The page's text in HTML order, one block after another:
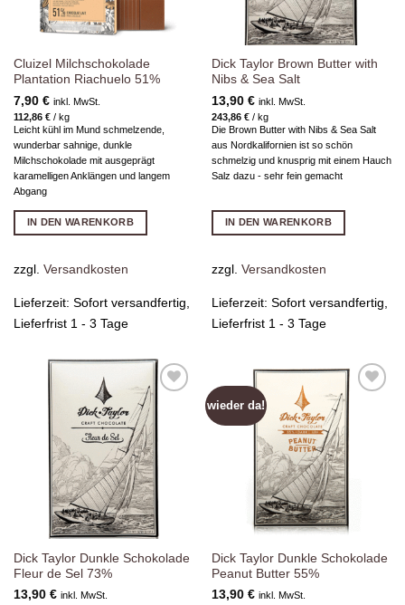
Cluizel Milchschokolade
Plantation Riachuelo 51%
7,90 € inkl. MwSt.
112,86 €/ kg
Leicht kühl im Mund schmelzende,
wunderbar sahnige, dunkle
Milchschokolade mit ausgeprägt
karamelligen Anklängen und langem
Abgang
IN DEN WARENKORB
zzgl. Versandkosten
Lieferzeit: Sofort versandfertig,
Lieferfrist 1 - 3 Tage
Dick Taylor Brown Butter with
Nibs & Sea Salt
13,90 € inkl. MwSt.
243,86 €/ kg
Die Brown Butter with Nibs & Sea Salt
aus Nordkalifornien ist so schön
schmelzig und knusprig mit einem Hauch
Salz dazu - sehr fein gemacht
IN DEN WARENKORB
zzgl. Versandkosten
Lieferzeit: Sofort versandfertig,
Lieferfrist 1 - 3 Tage
Zur
Wunschliste
hinzufügen
Dick Taylor Dunkle Schokolade
Fleur de Sel 73%
13,90 € inkl. MwSt.
wieder da!
Zur
Wunschliste
hinzufügen
Dick Taylor Dunkle Schokolade
Peanut Butter 55%
13,90 € inkl. MwSt.